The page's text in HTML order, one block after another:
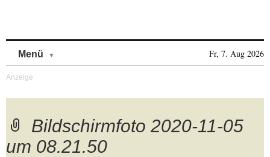
Menü Fr, 7. Aug 2026
Bildschirmfoto 2020-11-05
um 08.21.50